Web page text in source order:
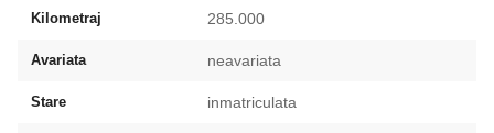
Kilometraj 285.000
Avariata neavariata
Stare inmatriculata